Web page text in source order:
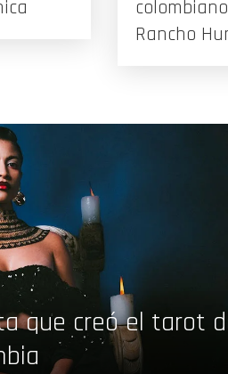
Rancho
que creó el tarot